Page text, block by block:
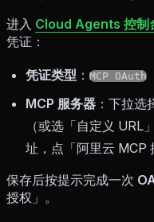
进入 Cloud Agents 控制
凭证：
凭证类型 ： MCP OAuth
MCP 服务器 ：下拉选
（或选「自定义 URL
址，点「阿里云 MCP
保存后按提示完成一次
授权」。